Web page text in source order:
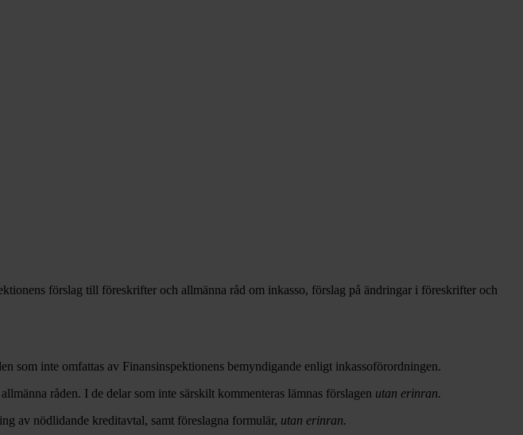
förslag till föreskrifter och allmänna råd om inkasso, förslag på ändringar i föreskrifter och
som inte omfattas av Finansinspektionens bemyndigande enligt inkassoförordningen.
råden. I de delar som inte särskilt kommenteras lämnas förslagen utan erinran.
av nödlidande kreditavtal, samt föreslagna formulär, utan erinran.